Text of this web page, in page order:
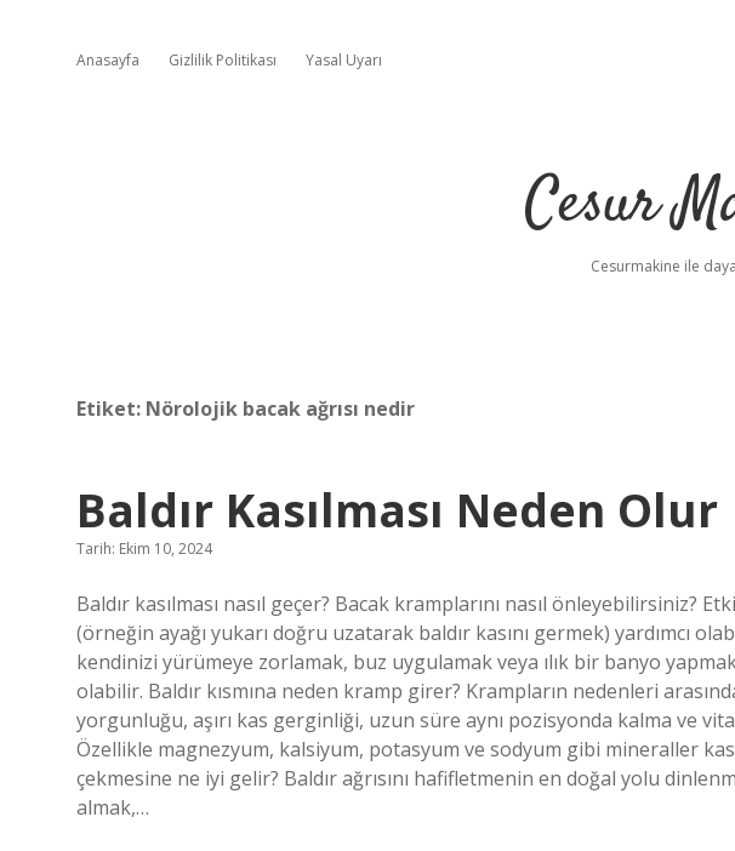
Anasayfa Gizlilik Politikası Yasal Uyarı
Cesur
Cesurmakine ile
Etiket: Nörolojik bacak ağrısı nedir
Baldır Kasılması Neden Olur
Tarih: Ekim 10, 2024
Baldır kasılması nasıl geçer? Bacak kramplarını nasıl önleyebilirsiniz?
(örneğin ayağı yukarı doğru uzatarak baldır kasını germek) yardımcı
kendinizi yürümeye zorlamak, buz uygulamak veya ılık bir banyo
olabilir. Baldır kısmına neden kramp girer? Krampların nedenleri
yorgunluğu, aşırı kas gerginliği, uzun süre aynı pozisyonda kalma ve
Özellikle magnezyum, kalsiyum, potasyum ve sodyum gibi mineraller kas
çekmesine ne iyi gelir? Baldır ağrısını hafifletmenin en doğal yolu
almak,…